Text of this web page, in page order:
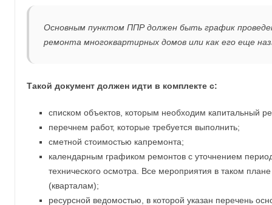
Основным пунктом ППР должен быть график
ремонта многоквартирных домов или как его еще
Такой документ должен идти в комплекте с:
списком объектов, которым необходим капитальный
перечнем работ, которые требуется выполнить;
сметной стоимостью капремонта;
календарным графиком ремонтов с уточнением
технического осмотра. Все мероприятия в таком
(кварталам);
ресурсной ведомостью, в которой указан перечень